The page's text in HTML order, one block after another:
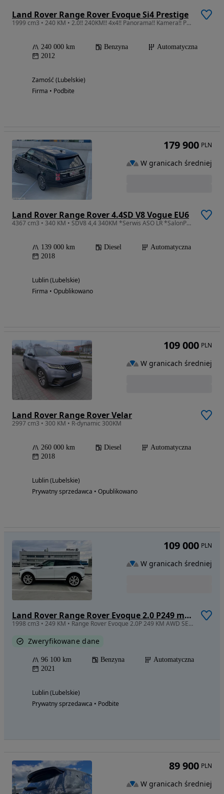
Land Rover Range Rover Evoque Si4 Prestige
1999 cm3 • 240 KM • 2.0!! 240KM!! 4x4!! Panorama!! Kamera!! Pamięci!!
240 000 km Benzyna
Automatyczna
2012
Zamość (Lubelskie)
Firma • Podbite
Land Rover Range Rover 4.4SD V8 Vogue EU6
4367 cm3 • 340 KM • SDV8 4,4 340KM *Serwis ASO LR *SalonPL*FVAT23%+SuperLEASING
139 000 km Diesel
Automatyczna
2018
Lublin (Lubelskie)
Firma • Opublikowano
179 900 PLN
W granicach średniej
Land Rover Range Rover Velar
2997 cm3 • 300 KM • R-dynamic 300KM
260 000 km Diesel
Automatyczna
2018
Lublin (Lubelskie)
Prywatny sprzedawca • Opublikowano
109 000 PLN
W granicach średniej
Land Rover Range Rover Evoque 2.0 P249 mHEV SE
1998 cm3 • 249 KM • Range Rover Evoque 2.0P 249 KM AWD SE, PL salon, ASO, gwarancja
Zweryfikowane dane
96 100 km Benzyna
Automatyczna
2021
Lublin (Lubelskie)
Prywatny sprzedawca • Podbite
109 000 PLN
W granicach średniej
89 900 PLN
W granicach średniej